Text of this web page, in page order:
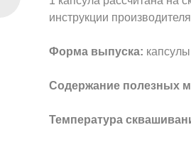
инструкции
Форма выпуска:
Содержание полезных
Температура